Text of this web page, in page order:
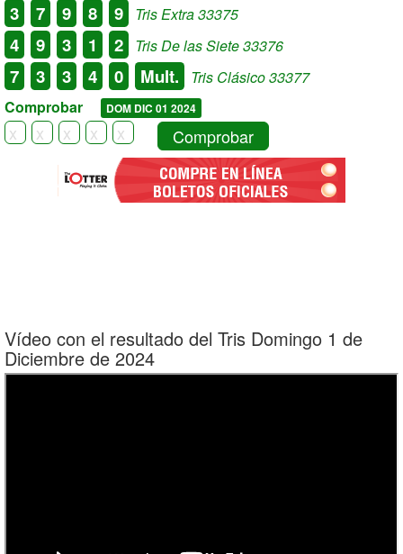
3 7 9 8 9 Tris Extra 33375
4 9 3 1 2 Tris De las Siete 33376
7 3 3 4 0 Mult.
Tris Clásico 33377
Comprobar
DOM DIC 01 2024
Comprobar
Vídeo con el resultado del Tris Domingo 1 de
Diciembre de 2024